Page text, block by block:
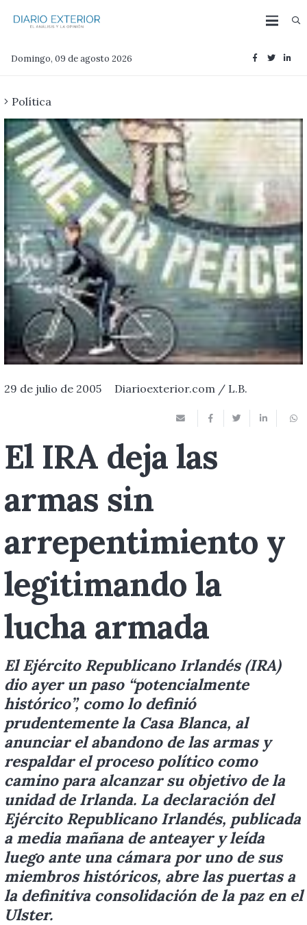
Domingo, 09 de agosto 2026
Política
29 de julio de 2005 Diarioexterior.com / L.B.
El IRA deja las
armas sin
arrepentimiento y
legitimando la
lucha armada
El Ejército Republicano Irlandés (IRA)
dio ayer un paso “potencialmente
histórico”, como lo definió
prudentemente la Casa Blanca, al
anunciar el abandono de las armas y
respaldar el proceso político como
camino para alcanzar su objetivo de la
unidad de Irlanda. La declaración del
Ejército Republicano Irlandés, publicada
a media mañana de anteayer y leída
luego ante una cámara por uno de sus
miembros históricos, abre las puertas a
la definitiva consolidación de la paz en el
Ulster.